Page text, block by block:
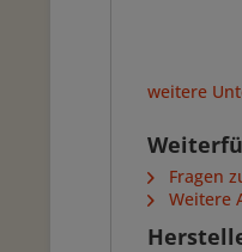
weitere
Fragen
Weitere